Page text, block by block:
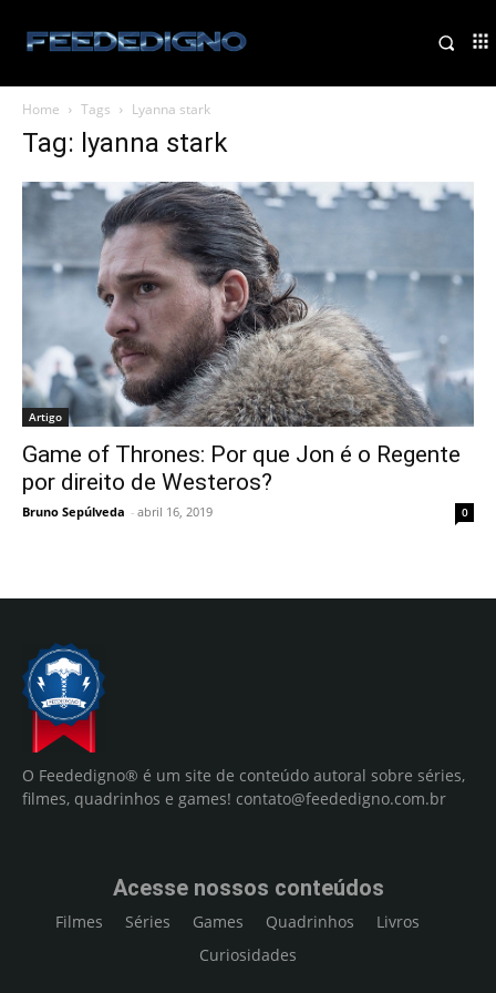
Home Tags Lyanna stark
Tag: lyanna stark
Artigo
Game of Thrones: Por que Jon é o Regente
por direito de Westeros?
Bruno Sepúlveda - abril 16, 2019 0
O Feededigno® é um site de conteúdo autoral sobre séries,
filmes, quadrinhos e games! contato@feededigno.com.br
Acesse nossos conteúdos
Filmes Séries Games Quadrinhos
Livros
Curiosidades